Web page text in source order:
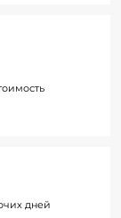
дней